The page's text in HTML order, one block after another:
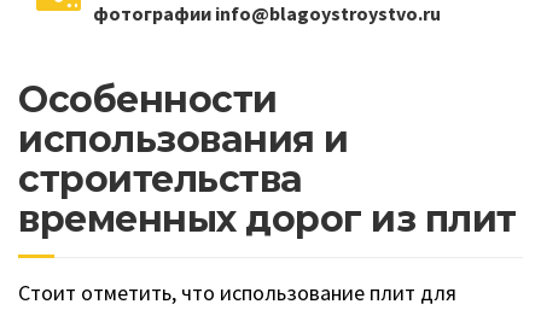
фотографии info@blagoystroystvo.ru
Особенности
использования и
строительства
временных дорог из плит
Стоит отметить, что использование плит для